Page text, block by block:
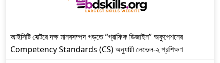
আইসিটি সেক্টরে দক্ষ মানবসম্পদ গড়তে “গ্রাফিক ডিজাইন” অকুপেশনের
Competency Standards (CS) অনুযায়ী লেভেল-২ প্রশিক্ষণ